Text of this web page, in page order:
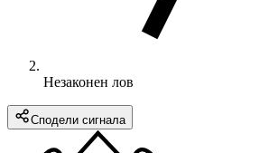
Незаконен лов
Сподели сигнала